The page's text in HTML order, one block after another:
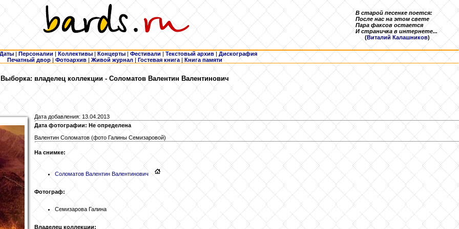
В старой песенке поется:
После нас на этом свете
Пара факсов остается
И страничка в интернете...
(Виталий Калашников)
Даты | Персоналии | Коллективы | Концерты | Фестивали | Текстовый архив | Дискография
Печатный двор | Фотоархив | Живой журнал |Гостевая книга | Книга памяти
Выборка: владелец коллекции - Соломатов Валентин Валентинович
Дата добавления: 13.04.2013
Дата фотографии: Не определена
Валентин Соломатов (фото Галины Семизаровой)
На снимке:
Соломатов Валентин Валентинович
Фотограф:
Семизарова Галина
Владелец коллекции: